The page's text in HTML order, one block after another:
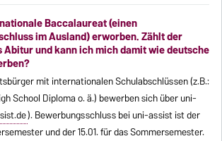
Baccalaureat (einen
im Ausland) erworben. Zählt der
Abitur und kann ich mich damit wie deutsche
mit internationalen Schulabschlüssen (z.B.:
School Diploma o. ä.) bewerben sich über uni-
). Bewerbungsschluss bei uni-assist ist der
und der 15.01. für das Sommersemester.